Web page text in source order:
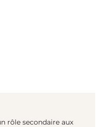
rôle secondaire aux